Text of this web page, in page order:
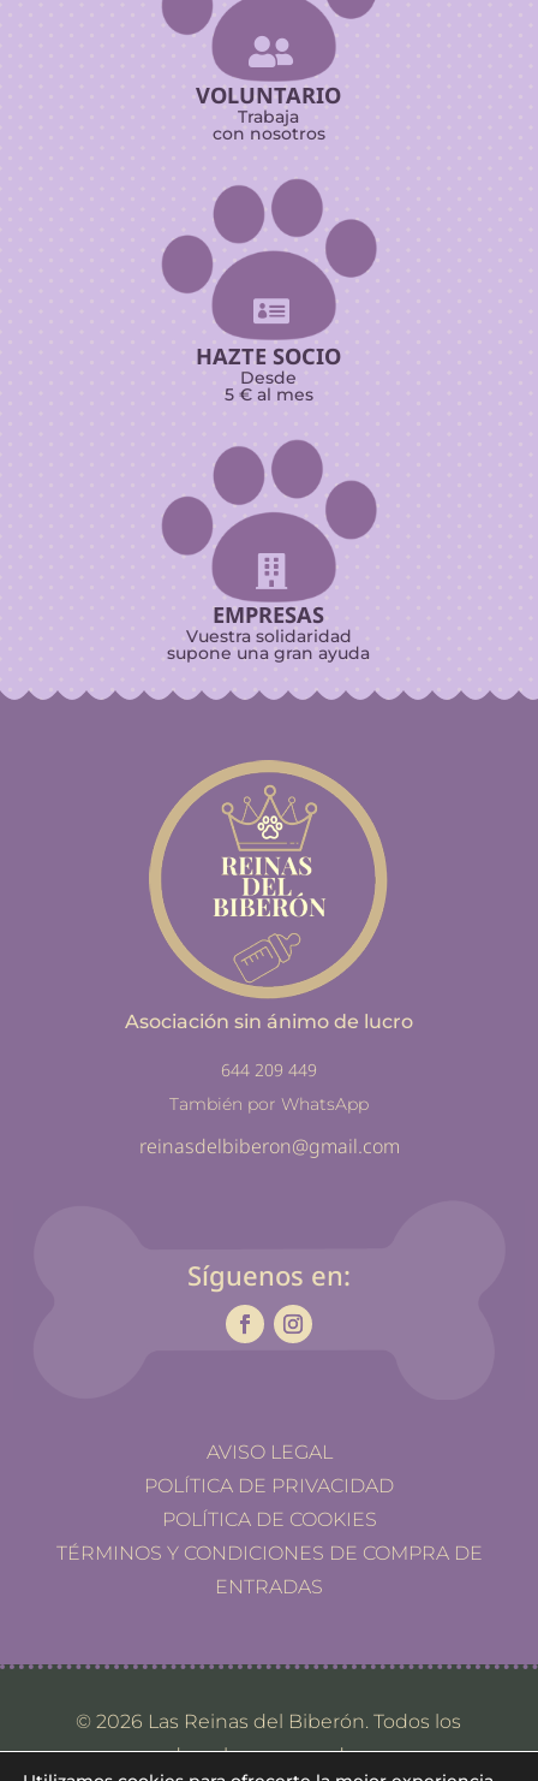

VOLUNTARIO
Trabaja
con nosotros

HAZTE SOCIO
Desde
5 € al mes

EMPRESAS
Vuestra solidaridad
supone una gran ayuda
Asociación sin ánimo de lucro
644 209 449
También por WhatsApp
reinasdelbiberon@gmail.com
Síguenos en:
AVISO LEGAL
POLÍTICA DE PRIVACIDAD
POLÍTICA DE COOKIES
TÉRMINOS Y CONDICIONES DE COMPRA DE
ENTRADAS
© 2026 Las Reinas del Biberón. Todos los
derechos reservados.